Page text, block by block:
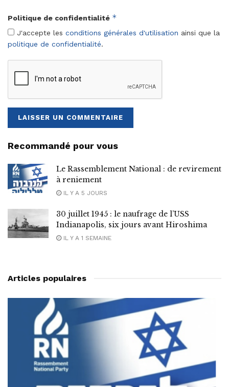
Politique de confidentialité *
J'accepte les conditions générales d'utilisation ainsi que la
politique de confidentialité.
Recommandé pour vous
Le Rassemblement National : de revirement
à reniement
IL Y A 5 JOURS
30 juillet 1945 : le naufrage de l’USS
Indianapolis, six jours avant Hiroshima
IL Y A 1 SEMAINE
Articles populaires